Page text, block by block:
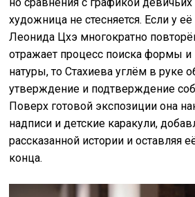
художница не стесняется. Если у
Леонида Цхэ многократно
отражает процесс поиска формы
натуры, то Стахиева углём в руке
утверждение и подтверждение
Поверх готовой экспозиции она
надписи и детские каракули,
рассказанной истории и оставляя
конца.